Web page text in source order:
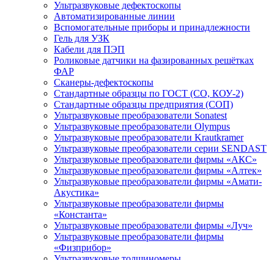
Ультразвуковые дефектоскопы
Автоматизированные линии
Вспомогательные приборы и принадлежности
Гель для УЗК
Кабели для ПЭП
Роликовые датчики на фазированных решётках
ФАР
Сканеры-дефектоскопы
Стандартные образцы по ГОСТ (СО, КОУ-2)
Стандартные образцы предприятия (СОП)
Ультразвуковые преобразователи Sonatest
Ультразвуковые преобразователи Olympus
Ультразвуковые преобразователи Krautkramer
Ультразвуковые преобразователи серии SENDAST
Ультразвуковые преобразователи фирмы «АКС»
Ультразвуковые преобразователи фирмы «Алтек»
Ультразвуковые преобразователи фирмы «Амати-
Акустика»
Ультразвуковые преобразователи фирмы
«Константа»
Ультразвуковые преобразователи фирмы «Луч»
Ультразвуковые преобразователи фирмы
«Физприбор»